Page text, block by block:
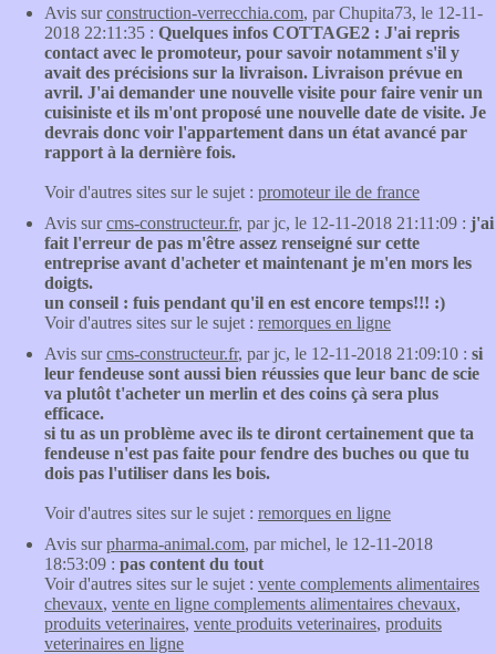
Avis surconstruction-verrecchia.com, par Chupita73, le 12-11-
2018 22:11:35 : Quelques infos COTTAGE2 : J'ai repris
contact avec le promoteur, pour savoir notamment s'il y
avait des précisions sur la livraison. Livraison prévue en
avril. J'ai demander une nouvelle visite pour faire venir un
cuisiniste et ils m'ont proposé une nouvelle date de visite. Je
devrais donc voir l'appartement dans un état avancé par
rapport à la dernière fois.
Voir d'autres sites sur le sujet : promoteur ile de france
Avis surcms-constructeur.fr, par jc, le 12-11-2018 21:11:09 : j'ai
fait l'erreur de pas m'être assez renseigné sur cette
entreprise avant d'acheter et maintenant je m'en mors les
doigts.
un conseil : fuis pendant qu'il en est encore temps!!! :)
Voir d'autres sites sur le sujet : remorques en ligne
Avis surcms-constructeur.fr, par jc, le 12-11-2018 21:09:10 : si
leur fendeuse sont aussi bien réussies que leur banc de scie
va plutôt t'acheter un merlin et des coins çà sera plus
efficace.
si tu as un problème avec ils te diront certainement que ta
fendeuse n'est pas faite pour fendre des buches ou que tu
dois pas l'utiliser dans les bois.
Voir d'autres sites sur le sujet : remorques en ligne
Avis surpharma-animal.com, par michel, le 12-11-2018
18:53:09 : pas content du tout
Voir d'autres sites sur le sujet : vente complements alimentaires
chevaux, vente en ligne complements alimentaires chevaux,
produits veterinaires, vente produits veterinaires, produits
veterinaires en ligne